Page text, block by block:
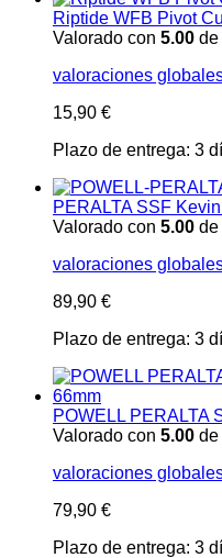
Riptide WFB Pivot
Valorado con 5.00 de
valoraciones
15,90 €
Plazo de entrega: 3
PERALTA SSF
Valorado con 5.00 de
valoraciones
89,90 €
Plazo de entrega: 3
POWELL PERALTA
Valorado con 5.00 de
valoraciones
79,90 €
Plazo de entrega: 3